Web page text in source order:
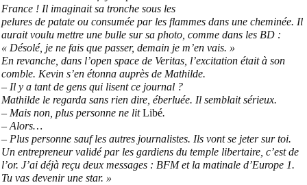
France ! Il imaginait sa tronche sous les
pelures de patate ou consumée par les flammes dans une cheminée. Il
aurait voulu mettre une bulle sur sa photo, comme dans les BD :
« Désolé, je ne fais que passer, demain je m’en vais. »
En revanche, dans l’open space de Veritas, l’excitation était à son
comble. Kevin s’en étonna auprès de Mathilde.
– Il y a tant de gens qui lisent ce journal ?
Mathilde le regarda sans rien dire, éberluée. Il semblait sérieux.
– Mais non, plus personne ne litLibé.
– Alors…
– Plus personne sauf les autres journalistes. Ils vont se jeter sur toi.
Un entrepreneur validé par les gardiens du temple libertaire, c’est de
l’or. J’ai déjà reçu deux messages : BFM et la matinale d’Europe 1.
Tu vas devenir une star. »